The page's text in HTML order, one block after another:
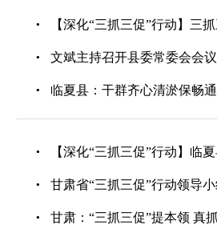
文斌主持召开县委常委会会议